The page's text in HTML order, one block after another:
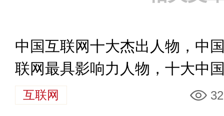
中国互联网十大杰出人物，中
联网最具影响力人物，十大中
联网企业家
互联网